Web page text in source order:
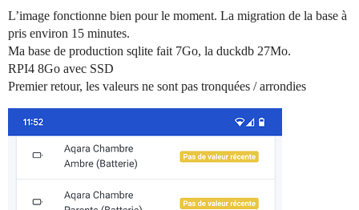
L’image fonctionne bien pour le moment. La migration de la base à
pris environ 15 minutes.
Ma base de production sqlite fait 7Go, la duckdb 27Mo.
RPI4 8Go avec SSD
Premier retour, les valeurs ne sont pas tronquées / arrondies